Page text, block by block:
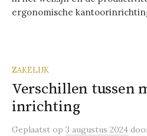
ergonomische
ZAKELIJK
Verschillen tussen
inrichting
Geplaatst op 3 augustus 2024